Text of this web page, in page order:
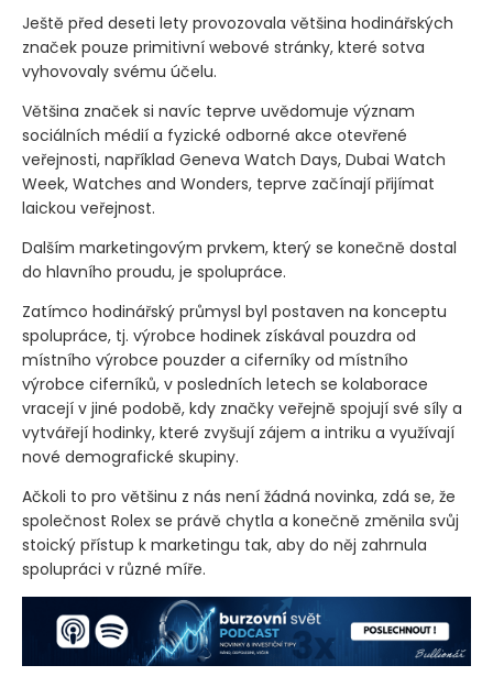
Ještě před deseti lety provozovala většina hodinářských
značek pouze primitivní webové stránky, které sotva
vyhovovaly svému účelu.
Většina značek si navíc teprve uvědomuje význam
sociálních médií a fyzické odborné akce otevřené
veřejnosti, například Geneva Watch Days, Dubai Watch
Week, Watches and Wonders, teprve začínají přijímat
laickou veřejnost.
Dalším marketingovým prvkem, který se konečně dostal
do hlavního proudu, je spolupráce.
Zatímco hodinářský průmysl byl postaven na konceptu
spolupráce, tj. výrobce hodinek získával pouzdra od
místního výrobce pouzder a ciferníky od místního
výrobce ciferníků, v posledních letech se kolaborace
vracejí v jiné podobě, kdy značky veřejně spojují své síly a
vytvářejí hodinky, které zvyšují zájem a intriku a využívají
nové demografické skupiny.
Ačkoli to pro většinu z nás není žádná novinka, zdá se, že
společnost Rolex se právě chytla a konečně změnila svůj
stoický přístup k marketingu tak, aby do něj zahrnula
spolupráci v různé míře.